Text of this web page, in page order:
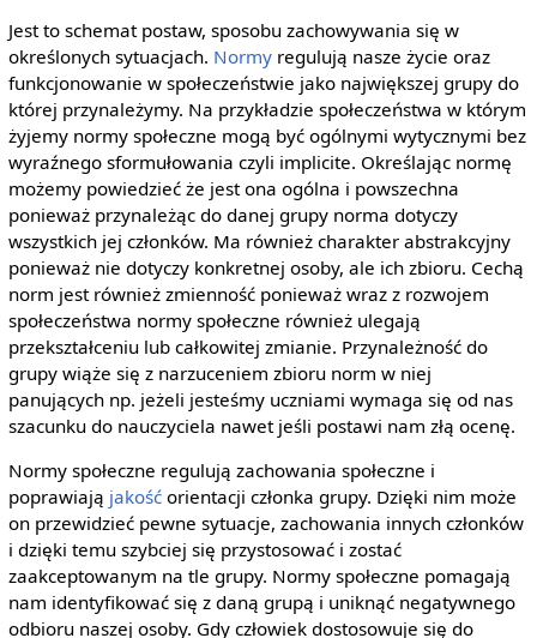
Jest to schemat postaw, sposobu zachowywania się w
określonych sytuacjach. Normyregulują nasze życie oraz
funkcjonowanie w społeczeństwie jako największej grupy do
której przynależymy. Na przykładzie społeczeństwa w którym
żyjemy normy społeczne mogą być ogólnymi wytycznymi bez
wyraźnego sformułowania czyli implicite. Określając normę
możemy powiedzieć że jest ona ogólna i powszechna
ponieważ przynależąc do danej grupy norma dotyczy
wszystkich jej członków. Ma również charakter abstrakcyjny
ponieważ nie dotyczy konkretnej osoby, ale ich zbioru. Cechą
norm jest również zmienność ponieważ wraz z rozwojem
społeczeństwa normy społeczne również ulegają
przekształceniu lub całkowitej zmianie. Przynależność do
grupy wiąże się z narzuceniem zbioru norm w niej
panujących np. jeżeli jesteśmy uczniami wymaga się od nas
szacunku do nauczyciela nawet jeśli postawi nam złą ocenę.
Normy społeczne regulują zachowania społeczne i
poprawiają jakośćorientacji członka grupy. Dzięki nim może
on przewidzieć pewne sytuacje, zachowania innych członków
i dzięki temu szybciej się przystosować i zostać
zaakceptowanym na tle grupy. Normy społeczne pomagają
nam identyfikować się z daną grupą i uniknąć negatywnego
odbioru naszej osoby. Gdy człowiek dostosowuje się do